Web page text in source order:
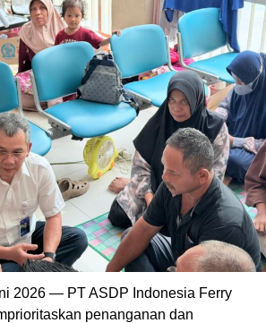
2026 — PT ASDP Indonesia Ferry
penanganan dan